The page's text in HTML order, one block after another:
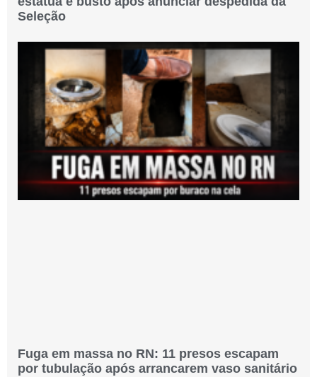
Seleção
Fuga em massa no RN: 11 presos escapam
por tubulação após arrancarem vaso sanitário